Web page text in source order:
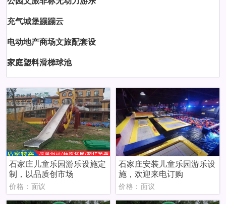
充气城堡蹦蹦云
电动地产商场文旅配套设
家庭塑料滑梯球池
石家庄儿童乐园游乐设施定
制，以品质创市场
价格：面议
石家庄安装儿童乐园游乐设
施，欢迎来电订购
价格：面议